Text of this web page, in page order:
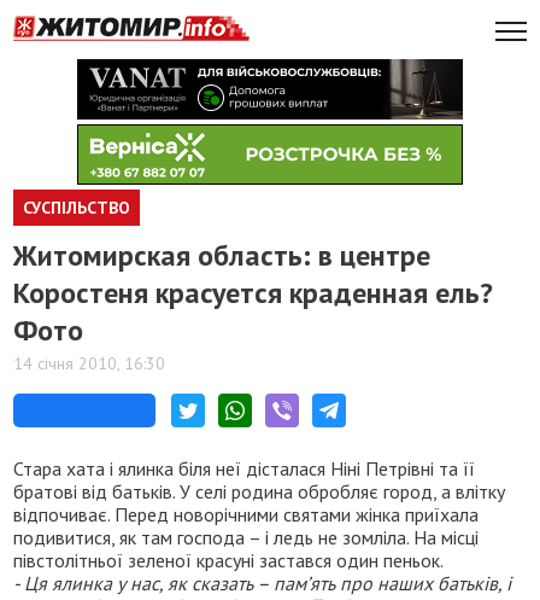
СУСПІЛЬСТВО
Житомирская область: в центре
Коростеня красуется краденная ель?
Фото
14 січня 2010, 16:30
Стара хата і ялинка біля неї дісталася Ніні Петрівні та її
братові від батьків. У селі родина обробляє город, а влітку
відпочиває. Перед новорічними святами жінка приїхала
подивитися, як там господа – і ледь не зомліла. На місці
півстолітньої зеленої красуні застався один пеньок.
- Ця ялинка у нас, як сказать – пам’ять про наших батьків, і